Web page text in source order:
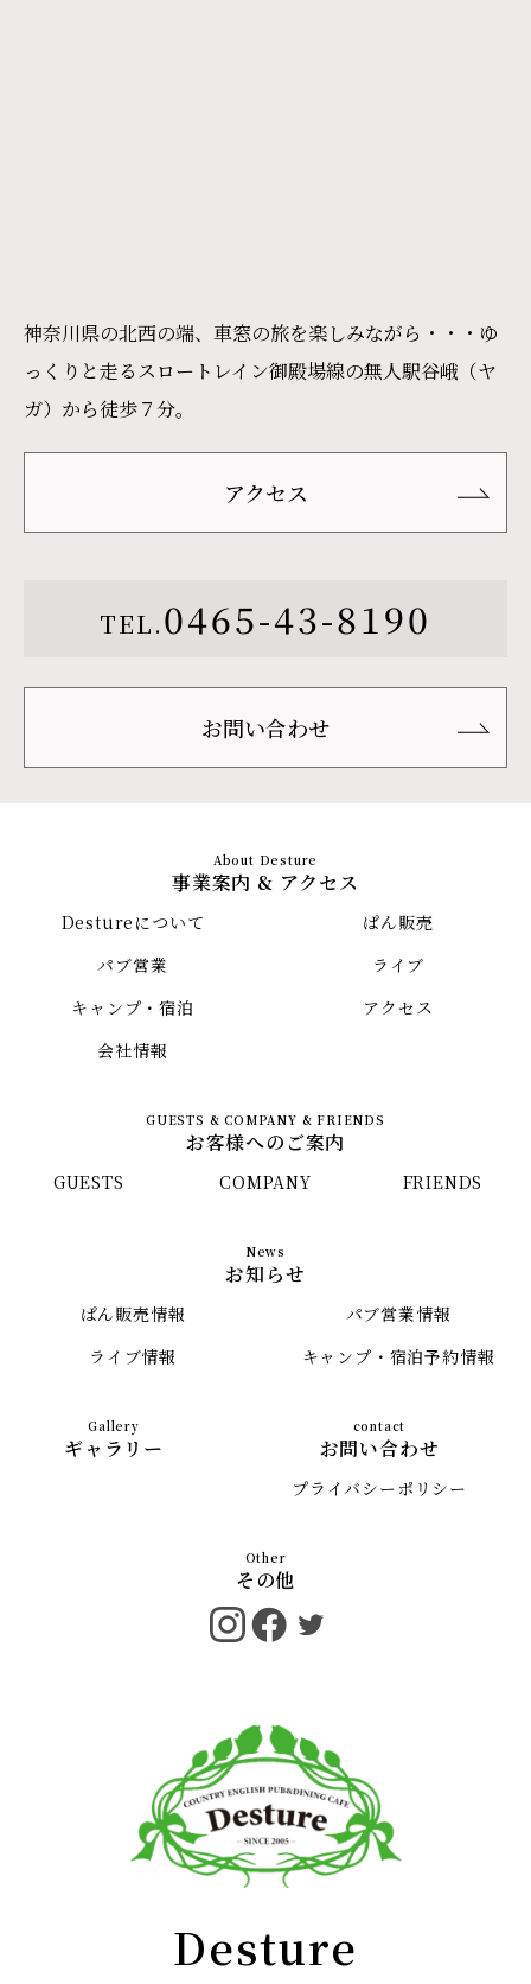
神奈川県の北西の端、車窓の旅を楽しみながら・・・ゆ
っくりと走るスロートレイン御殿場線の無人駅谷峨（ヤ
ガ）から徒歩７分。
アクセス
TEL.0465-43-8190
お問い合わせ
事業案内 & アクセス
Destureについて
ぱん販売
パブ営業
ライブ
キャンプ・宿泊
アクセス
会社情報
お客様へのご案内
GUESTS COMPANY FRIENDS
お知らせ
ぱん販売情報
パブ営業情報
ライブ情報
キャンプ・宿泊予約情報
ギャラリー お問い合わせ
プライバシーポリシー
その他
Desture